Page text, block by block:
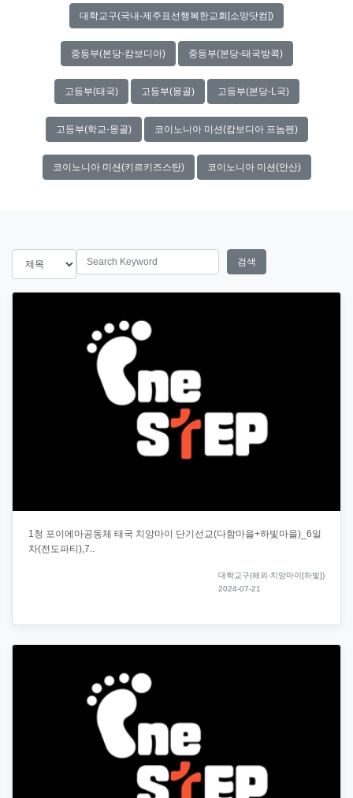
대학교구(국내-제주표선행복한교회[소망닷컴])
중등부(본당-캄보디아) 중등부(본당-태국방콕)
고등부(태국) 고등부(몽골) 고등부(본당-L국)
고등부(학교-몽골) 코이노니아 미션(캄보디아 프놈펜)
코이노니아 미션(키르키즈스탄) 코이노니아 미션(안산)
search 검색
1청 포이에마공동체 태국 치앙마이 단기선교(다함마을+하빛마을)_6일
차(전도파티),7..
대학교구(해외-치앙마이[하빛])
2024-07-21